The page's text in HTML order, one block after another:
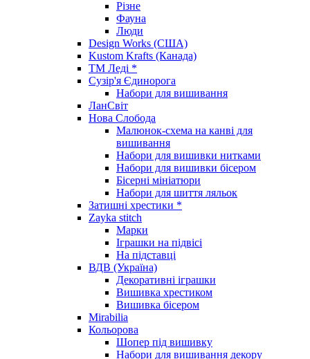
Різне
Фауна
Люди
Design Works (США)
Kustom Krafts (Канада)
ТМ Леді *
Сузір'я Єдинорога
Набори для вишивання
ЛанСвіт
Нова Слобода
Малюнок-схема на канві для
вишивання
Набори для вишивки нитками
Набори для вишивки бісером
Бісерні мініатюри
Набори для шиття ляльок
Затишні хрестики *
Zayka stitch
Марки
Іграшки на підвісі
На підставці
ВДВ (Україна)
Декоративні іграшки
Вишивка хрестиком
Вишивка бісером
Mirabilia
Кольорова
Шопер під вишивку
Набори для вишивання декору